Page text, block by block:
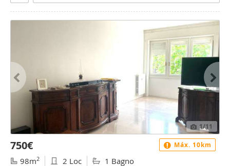
1/11
750€
98m2 2 Loc 1 Bagno
Máx. 10km